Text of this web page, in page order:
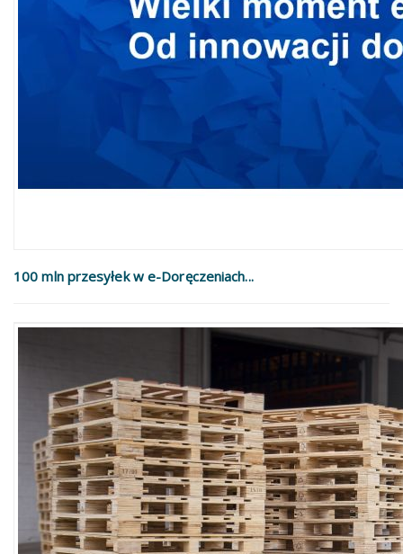
100 mln przesyłek w e-Doręczeniach...